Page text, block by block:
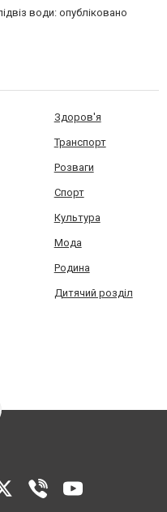
води: опубліковано
Здоров'я
Транспорт
Розваги
Спорт
Культура
Мода
Родина
Дитячий розділ